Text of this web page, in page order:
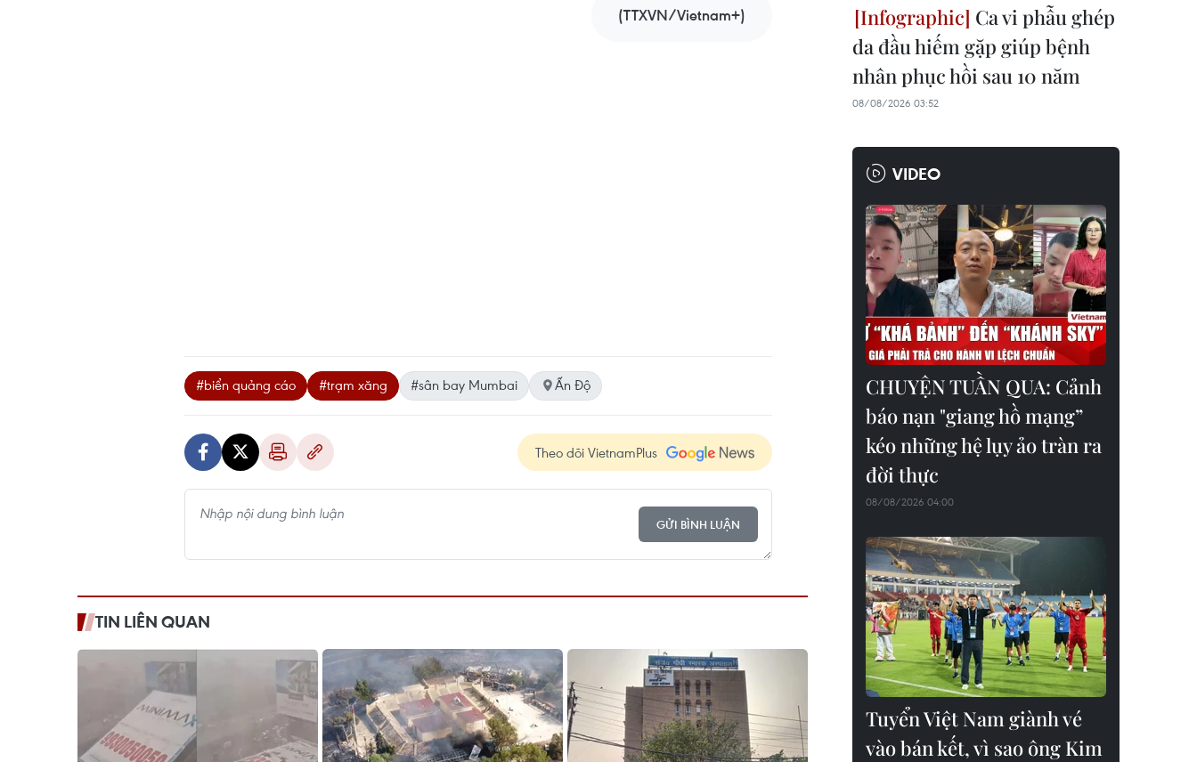
(TTXVN/Vietnam+)
#biển quảng cáo #trạm xăng #sân bay Mumbai Ấn Độ
Theo dõi VietnamPlus
GỬI BÌNH LUẬN
TIN LIÊN QUAN
Ca vi phẫu ghép
da đầu hiếm gặp giúp bệnh
nhân phục hồi sau 10 năm
08/08/2026 03:52
VIDEO
CHUYỆN TUẦN QUA: Cảnh
báo nạn "giang hồ mạng”
kéo những hệ lụy ảo tràn ra
đời thực
08/08/2026 04:00
Tuyển Việt Nam giành vé
vào bán kết, vì sao ông Kim